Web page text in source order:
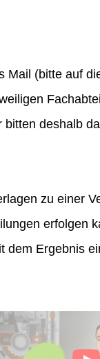
Mail (bitte auf
deshalb
zu einer
erfolgen
dem Ergebnis